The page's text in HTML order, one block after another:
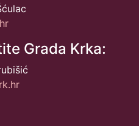
Grada Krka: